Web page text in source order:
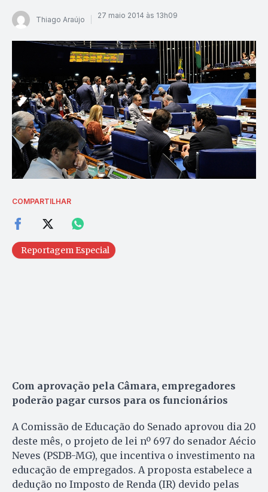
Thiago Araújo 27 maio 2014 às 13h09
COMPARTILHAR
Reportagem Especial
Com aprovação pela Câmara, empregadores
poderão pagar cursos para os funcionários
A Comissão de Educação do Senado aprovou dia 20
deste mês, o projeto de lei nº 697 do senador Aécio
Neves (PSDB-MG), que incentiva o investimento na
educação de empregados. A proposta estabelece a
dedução no Imposto de Renda (IR) devido pelas